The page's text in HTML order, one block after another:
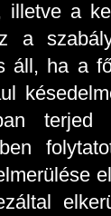
illetve a
a
áll, ha a